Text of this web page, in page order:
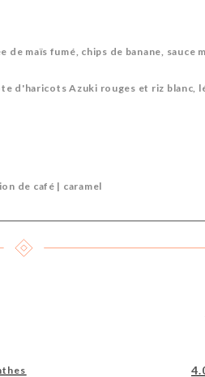
maïs fumé, chips de banane, sauce
d'haricots Azuki rouges et riz blanc,
de café | caramel